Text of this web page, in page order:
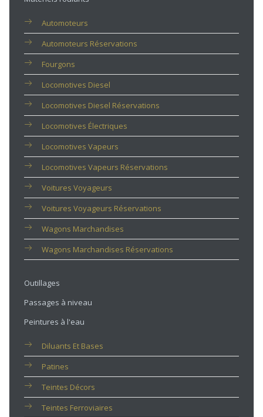
Automoteurs
Automoteurs Réservations
Fourgons
Locomotives Diesel
Locomotives Diesel Réservations
Locomotives Électriques
Locomotives Vapeurs
Locomotives Vapeurs Réservations
Voitures Voyageurs
Voitures Voyageurs Réservations
Wagons Marchandises
Wagons Marchandises Réservations
Outillages
Passages à niveau
Peintures à l'eau
Diluants Et Bases
Patines
Teintes Décors
Teintes Ferroviaires